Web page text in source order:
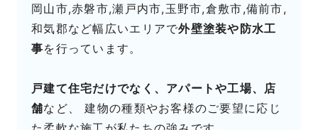
岡山市,赤磐市,瀬戸内市,玉野市,倉敷市,備前市,
和気郡など幅広いエリアで外壁塗装や防水工
事を行っています。
戸建て住宅だけでなく、アパートや工場、店
舗など、 建物の種類やお客様のご要望に応じ